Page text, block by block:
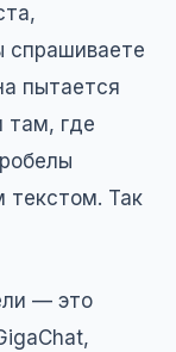
спрашиваете
пытается
там, где
текстом. Так
— это